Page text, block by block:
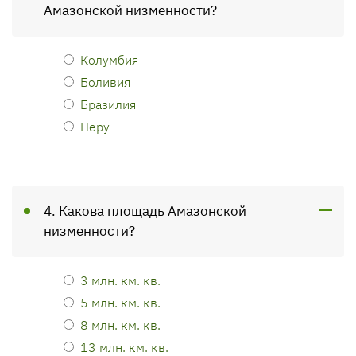
Амазонской низменности?
Колумбия
Боливия
Бразилия
Перу
4. Какова площадь Амазонской
низменности?
3 млн. км. кв.
5 млн. км. кв.
8 млн. км. кв.
13 млн. км. кв.